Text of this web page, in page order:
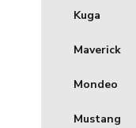
Kuga
Maverick
Mondeo
Mustang